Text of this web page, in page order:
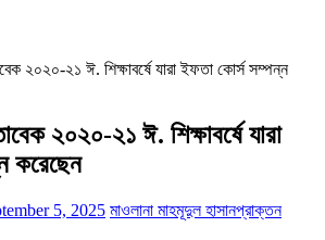
২০২০-২১ ঈ. শিক্ষাবর্ষে যারা ইফতা কোর্স সম্পন্ন
২০২০-২১ ঈ. শিক্ষাবর্ষে যারা
করেছেন
5, 2025 মাওলানা মাহমূদুল হাসানপ্রাক্তন